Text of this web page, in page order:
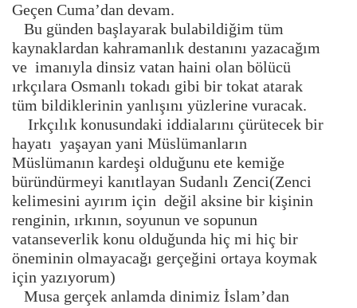
Geçen Cuma’dan devam.
Bu günden başlayarak bulabildiğim tüm
kaynaklardan kahramanlık destanını yazacağım
ve imanıyla dinsiz vatan haini olan bölücü
ırkçılara Osmanlı tokadı gibi bir tokat atarak
tüm bildiklerinin yanlışını yüzlerine vuracak.
Irkçılık konusundaki iddialarını çürütecek bir
hayatı yaşayan yani Müslümanların
Müslümanın kardeşi olduğunu ete kemiğe
büründürmeyi kanıtlayan Sudanlı Zenci(Zenci
kelimesini ayırım için değil aksine bir kişinin
renginin, ırkının, soyunun ve sopunun
vatanseverlik konu olduğunda hiç mi hiç bir
öneminin olmayacağı gerçeğini ortaya koymak
için yazıyorum)
Musa gerçek anlamda dinimiz İslam’dan